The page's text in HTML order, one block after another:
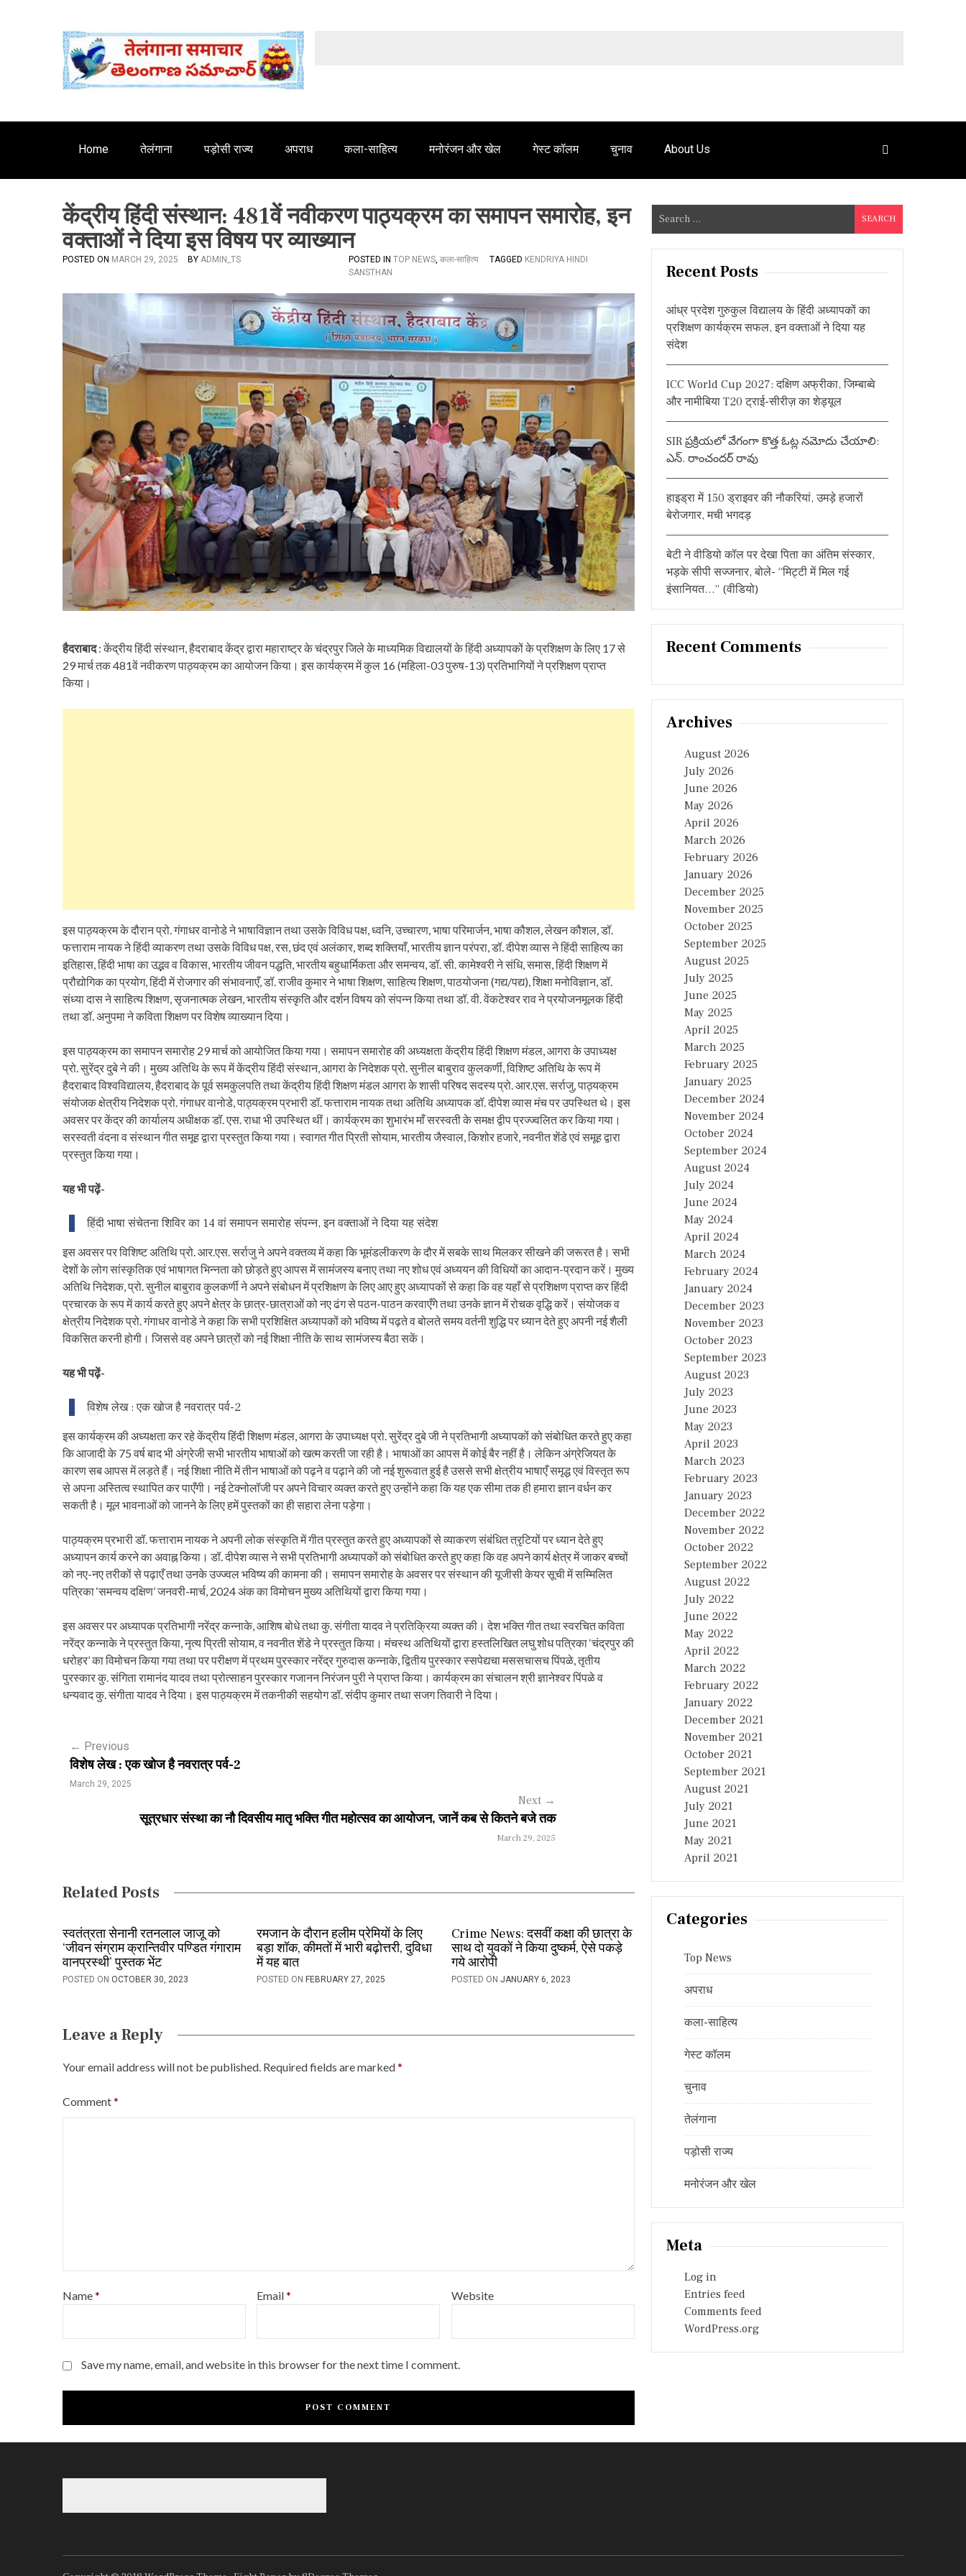
e
Home तेलंगाना पड़ोसी राज्य अपराध कला-साहित्य मनोरंजन और खेल गेस्ट कॉलम चुनाव About Us
केंद्रीय हिंदी संस्थान: 481वें नवीकरण पाठ्यक्रम का समापन समारोह, इन
वक्ताओं ने दिया इस विषय पर व्याख्यान
POSTED ON MARCH 29, 2025 BY ADMIN_TS POSTED IN TOP NEWS, कला-साहित्य TAGGED KENDRIYA HINDI
SANSTHAN
हैदराबाद: केंद्रीय हिंदी संस्थान, हैदराबाद केंद्र द्वारा महाराष्ट्र के चंद्रपुर जिले के माध्यमिक विद्यालयों के हिंदी अध्यापकों के प्रशिक्षण के लिए 17 से
29 मार्च तक 481वें नवीकरण पाठ्यक्रम का आयोजन किया। इस कार्यक्रम में कुल 16 (महिला-03 पुरुष-13) प्रतिभागियों ने प्रशिक्षण प्राप्त
किया।
इस पाठ्यक्रम के दौरान प्रो. गंगाधर वानोडे ने भाषाविज्ञान तथा उसके विविध पक्ष, ध्वनि, उच्चारण, भाषा परिमार्जन, भाषा कौशल, लेखन कौशल, डॉ.
फत्ताराम नायक ने हिंदी व्याकरण तथा उसके विविध पक्ष, रस, छंद एवं अलंकार, शब्द शक्तियाँ, भारतीय ज्ञान परंपरा, डॉ. दीपेश व्यास ने हिंदी साहित्य का
इतिहास, हिंदी भाषा का उद्भव व विकास, भारतीय जीवन पद्धति, भारतीय बहुधार्मिकता और समन्वय, डॉ. सी. कामेश्वरी ने संधि, समास, हिंदी शिक्षण में
प्रौद्योगिक का प्रयोग, हिंदी में रोजगार की संभावनाएँ, डॉ. राजीव कुमार ने भाषा शिक्षण, साहित्य शिक्षण, पाठयोजना (गद्य/पद्य), शिक्षा मनोविज्ञान, डॉ.
संध्या दास ने साहित्य शिक्षण, सृजनात्मक लेखन, भारतीय संस्कृति और दर्शन विषय को संपन्न किया तथा डॉ. वी. वेंकटेश्वर राव ने प्रयोजनमूलक हिंदी
तथा डॉ. अनुपमा ने कविता शिक्षण पर विशेष व्याख्यान दिया।
इस पाठ्यक्रम का समापन समारोह 29 मार्च को आयोजित किया गया। समापन समारोह की अध्यक्षता केंद्रीय हिंदी शिक्षण मंडल, आगरा के उपाध्यक्ष
प्रो. सुरेंद्र दुबे ने की। मुख्य अतिथि के रूप में केंद्रीय हिंदी संस्थान, आगरा के निदेशक प्रो. सुनील बाबुराव कुलकर्णी, विशिष्ट अतिथि के रूप में
हैदराबाद विश्वविद्यालय, हैदराबाद के पूर्व समकुलपति तथा केंद्रीय हिंदी शिक्षण मंडल आगरा के शासी परिषद सदस्य प्रो. आर.एस. सर्राजु, पाठ्यक्रम
संयोजक क्षेत्रीय निदेशक प्रो. गंगाधर वानोडे, पाठ्यक्रम प्रभारी डॉ. फत्ताराम नायक तथा अतिथि अध्यापक डॉ. दीपेश व्यास मंच पर उपस्थित थे। इस
अवसर पर केंद्र की कार्यालय अधीक्षक डॉ. एस. राधा भी उपस्थित थीं। कार्यक्रम का शुभारंभ माँ सरस्वती के समक्ष द्वीप प्रज्ज्वलित कर किया गया।
सरस्वती वंदना व संस्थान गीत समूह द्वारा प्रस्तुत किया गया। स्वागत गीत प्रिती सोयाम, भारतीय जैस्वाल, किशोर हजारे, नवनीत शेंडे एवं समूह द्वारा
प्रस्तुत किया गया।
यह भी पढ़ें-
हिंदी भाषा संचेतना शिविर का 14 वां समापन समारोह संपन्न, इन वक्ताओं ने दिया यह संदेश
इस अवसर पर विशिष्ट अतिथि प्रो. आर.एस. सर्राजु ने अपने वक्तव्य में कहा कि भूमंडलीकरण के दौर में सबके साथ मिलकर सीखने की जरूरत है। सभी
देशों के लोग सांस्कृतिक एवं भाषागत भिन्नता को छोड़ते हुए आपस में सामंजस्य बनाए तथा नए शोध एवं अध्ययन की विधियों का आदान-प्रदान करें। मुख्य
अतिथि निदेशक, प्रो. सुनील बाबुराव कुलकर्णी ने अपने संबोधन में प्रशिक्षण के लिए आए हुए अध्यापकों से कहा कि वह यहाँ से प्रशिक्षण प्राप्त कर हिंदी
प्रचारक के रूप में कार्य करते हुए अपने क्षेत्र के छात्र-छात्राओं को नए ढंग से पठन-पाठन करवाएँगे तथा उनके ज्ञान में रोचक वृद्धि करें। संयोजक व
क्षेत्रीय निदेशक प्रो. गंगाधर वानोडे ने कहा कि सभी प्रशिक्षित अध्यापकों को भविष्य में पढ़ते व बोलते समय वर्तनी शुद्धि पर ध्यान देते हुए अपनी नई शैली
विकसित करनी होगी। जिससे वह अपने छात्रों को नई शिक्षा नीति के साथ सामंजस्य बैठा सकें।
यह भी पढ़ें-
विशेष लेख : एक खोज है नवरात्र पर्व-2
इस कार्यक्रम की अध्यक्षता कर रहे केंद्रीय हिंदी शिक्षण मंडल, आगरा के उपाध्यक्ष प्रो. सुरेंद्र दुबे जी ने प्रतिभागी अध्यापकों को संबोधित करते हुए कहा
कि आजादी के 75 वर्ष बाद भी अंग्रेजी सभी भारतीय भाषाओं को खत्म करती जा रही है। भाषाओं का आपस में कोई बैर नहीं है। लेकिन अंग्रेजियत के
कारण सब आपस में लड़ते हैं। नई शिक्षा नीति में तीन भाषाओं को पढ़ने व पढ़ाने की जो नई शुरूवात हुई है उससे सभी क्षेत्रीय भाषाएँ समृद्ध एवं विस्तृत रूप
से अपना अस्तित्व स्थापित कर पाएँगी। नई टेक्नोलॉजी पर अपने विचार व्यक्त करते हुए उन्होंने कहा कि यह एक सीमा तक ही हमारा ज्ञान वर्धन कर
सकती है। मूल भावनाओं को जानने के लिए हमें पुस्तकों का ही सहारा लेना पड़ेगा।
पाठ्यक्रम प्रभारी डॉ. फत्ताराम नायक ने अपनी लोक संस्कृति में गीत प्रस्तुत करते हुए अध्यापकों से व्याकरण संबंधित त्रृटियों पर ध्यान देते हुए
अध्यापन कार्य करने का अवाह्न किया। डॉ. दीपेश व्यास ने सभी प्रतिभागी अध्यापकों को संबोधित करते हुए कहा कि वह अपने कार्य क्षेत्र में जाकर बच्चों
को नए-नए तरीकों से पढ़ाएँ तथा उनके उज्ज्वल भविष्य की कामना की। समापन समारोह के अवसर पर संस्थान की यूजीसी केयर सूची में सम्मिलित
पत्रिका ‘समन्वय दक्षिण’ जनवरी-मार्च, 2024 अंक का विमोचन मुख्य अतिथियों द्वारा किया गया।
इस अवसर पर अध्यापक प्रतिभागी नरेंद्र कन्नाके, आशिष बोधे तथा कु. संगीता यादव ने प्रतिक्रिया व्यक्त की। देश भक्ति गीत तथा स्वरचित कविता
नरेंद्र कन्नाके ने प्रस्तुत किया, नृत्य प्रिती सोयाम, व नवनीत शेंडे ने प्रस्तुत किया। मंचस्थ अतिथियों द्वारा हस्तलिखित लघु शोध पत्रिका ‘चंद्रपुर की
धरोहर’ का विमोचन किया गया तथा पर परीक्षण में प्रथम पुरस्कार नरेंद्र गुरुदास कन्नाके, द्वितीय पुरस्कार स्सपेद्यचा मससचासच पिंपळे, तृतीय
पुरस्कार कु. संगिता रामानंद यादव तथा प्रोत्साहन पुरस्कार गजानन निरंजन पुरी ने प्राप्त किया। कार्यक्रम का संचालन श्री ज्ञानेश्वर पिंपळे व
धन्यवाद कु. संगीता यादव ने दिया। इस पाठ्यक्रम में तकनीकी सहयोग डॉ. संदीप कुमार तथा सजग तिवारी ने दिया।
P
o
v
i
g
a
i
o
← Previous
विशेष लेख : एक खोज है नवरात्र पर्व-2
March 29, 2025
Next →
सूत्रधार संस्था का नौ दिवसीय मातृ भक्ति गीत महोत्सव का आयोजन, जानें कब से कितने बजे तक
March 29, 2025
Related Posts
स्वतंत्रता सेनानी रतनलाल जाजू को
‘जीवन संग्राम क्रान्तिवीर पण्डित गंगाराम
वानप्रस्थी’ पुस्तक भेंट
POSTED ON OCTOBER 30, 2023
रमजान के दौरान हलीम प्रेमियों के लिए
बड़ा शॉक, कीमतों में भारी बढ़ोत्तरी, दुविधा
में यह बात
POSTED ONFEBRUARY 27, 2025
Crime News: दसवीं कक्षा की छात्रा के
साथ दो युवकों ने किया दुष्कर्म, ऐसे पकड़े
गये आरोपी
POSTED ON JANUARY 6, 2023
Leave a Reply
Your email address will not be published. Required fields are marked*
Comment*
Name* Email* Website
Save my name, email, and website in this browser for the next time I comment.
e
a
Recent Posts
आंध्र प्रदेश गुरुकुल विद्यालय के हिंदी अध्यापकों का
प्रशिक्षण कार्यक्रम सफल, इन वक्ताओं ने दिया यह
संदेश
ICC World Cup 2027: दक्षिण अफ्रीका, जिम्बाब्वे
और नामीबिया T20 ट्राई-सीरीज़ का शेड्यूल
SIR ప్రక్రియలో వేగంగా కొత్త ఓట్ల నమోదు చేయాలి:
ఎన్. రాంచందర్ రావు
हाइड्रा में 150 ड्राइवर की नौकरियां, उमड़े हजारों
बेरोजगार, मची भगदड़
बेटी ने वीडियो कॉल पर देखा पिता का अंतिम संस्कार,
भड़के सीपी सज्जनार, बोले- “मिट्टी में मिल गई
इंसानियत…” (वीडियो)
Recent Comments
Archives
August 2026
July 2026
June 2026
May 2026
April 2026
March 2026
February 2026
January 2026
December 2025
November 2025
October 2025
September 2025
August 2025
July 2025
June 2025
May 2025
April 2025
March 2025
February 2025
January 2025
December 2024
November 2024
October 2024
September 2024
August 2024
July 2024
June 2024
May 2024
April 2024
March 2024
February 2024
January 2024
December 2023
November 2023
October 2023
September 2023
August 2023
July 2023
June 2023
May 2023
April 2023
March 2023
February 2023
January 2023
December 2022
November 2022
October 2022
September 2022
August 2022
July 2022
June 2022
May 2022
April 2022
March 2022
February 2022
January 2022
December 2021
November 2021
October 2021
September 2021
August 2021
July 2021
June 2021
May 2021
April 2021
Categories
Top News
अपराध
कला-साहित्य
गेस्ट कॉलम
चुनाव
तेलंगाना
पड़ोसी राज्य
मनोरंजन और खेल
Meta
Log in
Entries feed
Comments feed
WordPress.org